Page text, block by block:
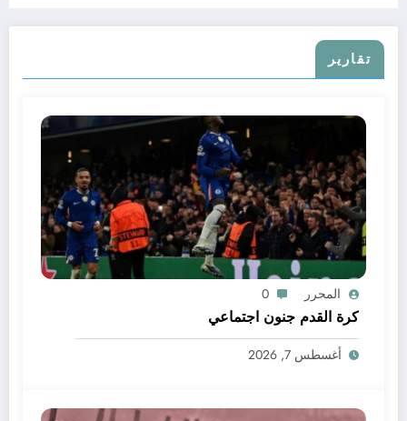
تقارير
المحرر 0
كرة القدم جنون اجتماعي
أغسطس 7, 2026